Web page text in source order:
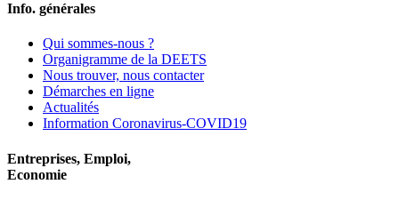
Info. générales
Qui sommes-nous ?
Organigramme de la DEETS
Nous trouver, nous contacter
Démarches en ligne
Actualités
Information Coronavirus-COVID19
Entreprises, Emploi,
Economie